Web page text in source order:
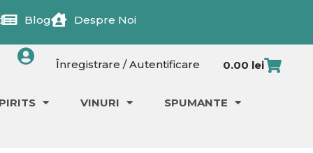
Blog Despre Noi
Înregistrare / Autentificare 0.00 leiCart
VINURI
SPUMANTE